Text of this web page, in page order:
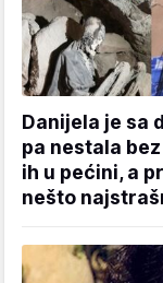
Danijela je sa
pa nestala
ih u pećini, a
nešto